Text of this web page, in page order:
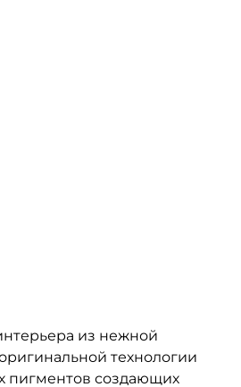
из нежной
технологии
пигментов создающих